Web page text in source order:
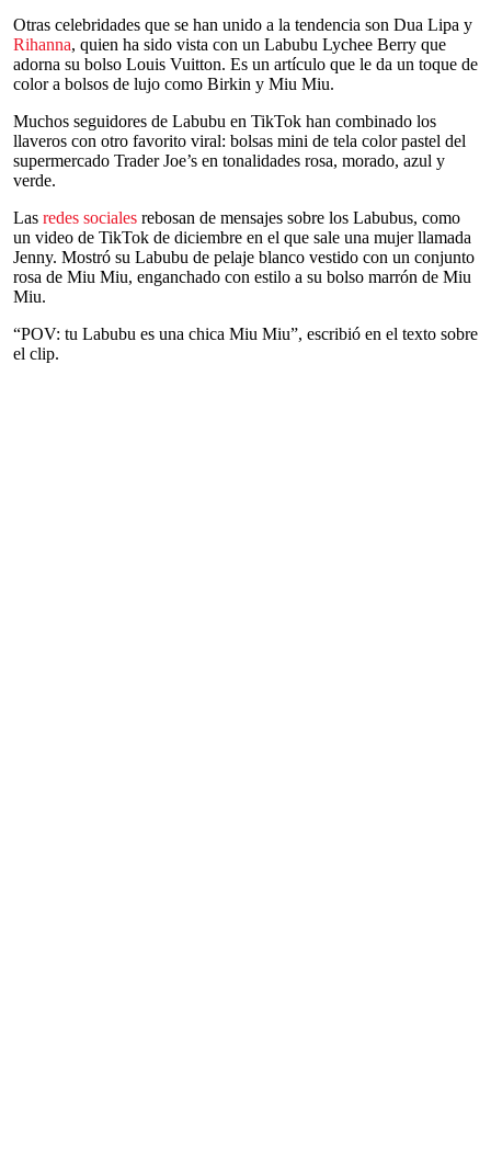
Otras celebridades que se han unido a la tendencia son Dua Lipa y
Rihanna, quien ha sido vista con un Labubu Lychee Berry que
adorna su bolso Louis Vuitton. Es un artículo que le da un toque de
color a bolsos de lujo como Birkin y Miu Miu.
Muchos seguidores de Labubu en TikTok han combinado los
llaveros con otro favorito viral: bolsas mini de tela color pastel del
supermercado Trader Joe’s en tonalidades rosa, morado, azul y
verde.
Las redes sociales rebosan de mensajes sobre los Labubus, como
un video de TikTok de diciembre en el que sale una mujer llamada
Jenny. Mostró su Labubu de pelaje blanco vestido con un conjunto
rosa de Miu Miu, enganchado con estilo a su bolso marrón de Miu
Miu.
“POV: tu Labubu es una chica Miu Miu”, escribió en el texto sobre
el clip.